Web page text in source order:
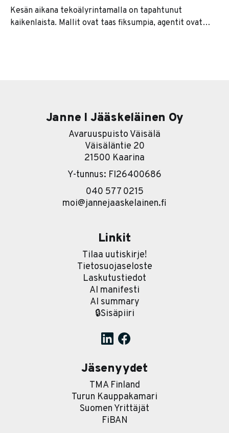
Kesän aikana tekoälyrintamalla on tapahtunut
kaikenlaista. Mallit ovat taas fiksumpia, agentit ovat
Janne I Jääskeläinen Oy
Avaruuspuisto Väisälä
Väisäläntie 20
21500 Kaarina
Y-tunnus: FI26400686
040 577 0215
moi@jannejaaskelainen.fi
Linkit
Tilaa uutiskirje!
Tietosuojaseloste
Laskutustiedot
AI manifesti
AI summary
🔒Sisäpiiri
Jäsenyydet
TMA Finland
Turun Kauppakamari
Suomen Yrittäjät
FiBAN